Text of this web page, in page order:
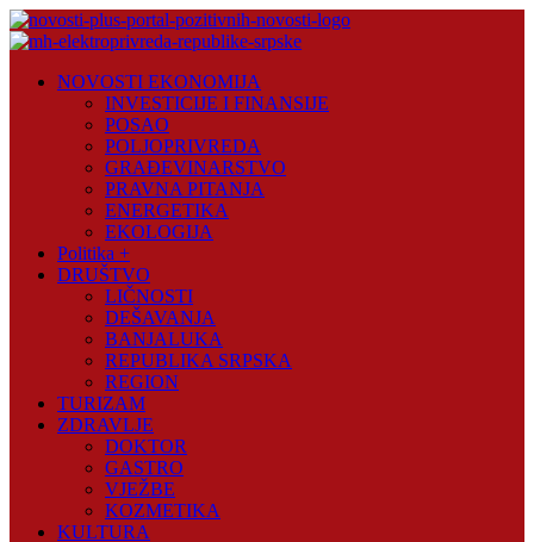
Skip
to
Plus
NOVOSTI EKONOMIJA
INVESTICIJE I FINANSIJE
POSAO
POLJOPRIVREDA
GRAĐEVINARSTVO
PRAVNA PITANJA
ENERGETIKA
EKOLOGIJA
Politika +
DRUŠTVO
LIČNOSTI
DEŠAVANJA
BANJALUKA
REPUBLIKA SRPSKA
REGION
TURIZAM
ZDRAVLJE
DOKTOR
GASTRO
VJEŽBE
KOZMETIKA
KULTURA